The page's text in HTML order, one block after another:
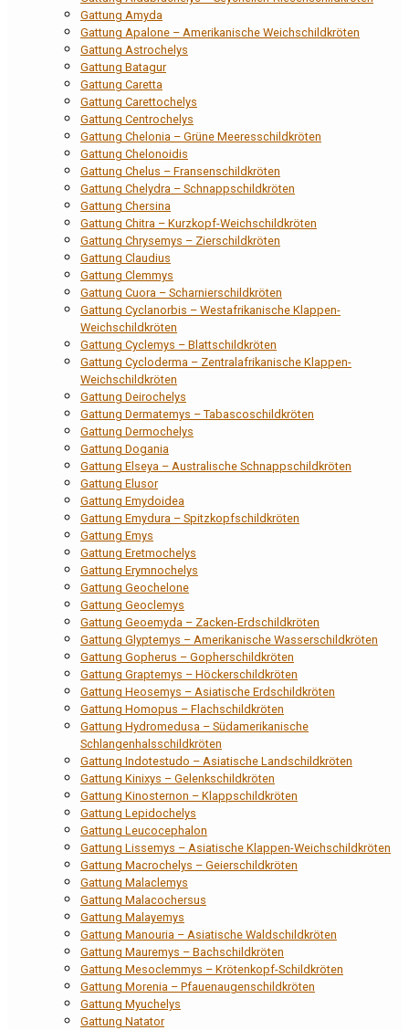
Gattung Amyda
Gattung Apalone – Amerikanische Weichschildkröten
Gattung Astrochelys
Gattung Batagur
Gattung Caretta
Gattung Carettochelys
Gattung Centrochelys
Gattung Chelonia – Grüne Meeresschildkröten
Gattung Chelonoidis
Gattung Chelus – Fransenschildkröten
Gattung Chelydra – Schnappschildkröten
Gattung Chersina
Gattung Chitra – Kurzkopf-Weichschildkröten
Gattung Chrysemys – Zierschildkröten
Gattung Claudius
Gattung Clemmys
Gattung Cuora – Scharnierschildkröten
Gattung Cyclanorbis – Westafrikanische Klappen-
Weichschildkröten
Gattung Cyclemys – Blattschildkröten
Gattung Cycloderma – Zentralafrikanische Klappen-
Weichschildkröten
Gattung Deirochelys
Gattung Dermatemys – Tabascoschildkröten
Gattung Dermochelys
Gattung Dogania
Gattung Elseya – Australische Schnappschildkröten
Gattung Elusor
Gattung Emydoidea
Gattung Emydura – Spitzkopfschildkröten
Gattung Emys
Gattung Eretmochelys
Gattung Erymnochelys
Gattung Geochelone
Gattung Geoclemys
Gattung Geoemyda – Zacken-Erdschildkröten
Gattung Glyptemys – Amerikanische Wasserschildkröten
Gattung Gopherus – Gopherschildkröten
Gattung Graptemys – Höckerschildkröten
Gattung Heosemys – Asiatische Erdschildkröten
Gattung Homopus – Flachschildkröten
Gattung Hydromedusa – Südamerikanische
Schlangenhalsschildkröten
Gattung Indotestudo – Asiatische Landschildkröten
Gattung Kinixys – Gelenkschildkröten
Gattung Kinosternon – Klappschildkröten
Gattung Lepidochelys
Gattung Leucocephalon
Gattung Lissemys – Asiatische Klappen-Weichschildkröten
Gattung Macrochelys – Geierschildkröten
Gattung Malaclemys
Gattung Malacochersus
Gattung Malayemys
Gattung Manouria – Asiatische Waldschildkröten
Gattung Mauremys – Bachschildkröten
Gattung Mesoclemmys – Krötenkopf-Schildkröten
Gattung Morenia – Pfauenaugenschildkröten
Gattung Myuchelys
Gattung Natator